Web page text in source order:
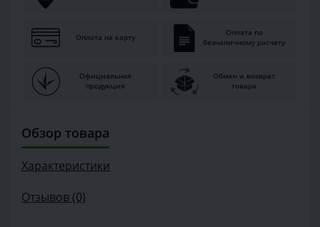
Оплата на карту
Оплата по
безналичному расчету
Официальная
продукция
Обмен и возврат
товара
Обзор товара
Характеристики
Отзывов (0)